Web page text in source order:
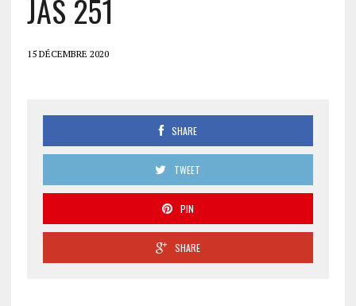
JAS 251
15 DÉCEMBRE 2020
SHARE
TWEET
PIN
SHARE